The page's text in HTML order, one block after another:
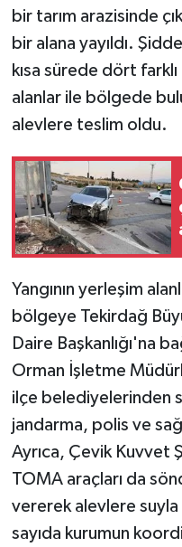
bir tarım arazisinde
bir alana yayıldı.
kısa sürede dört
alanlar ile bölgede
alevlere teslim oldu.
Yangının yerleşim
bölgeye Tekirdağ
Daire Başkanlığı'na
Orman İşletme
ilçe belediyelerinden
jandarma, polis ve
Ayrıca, Çevik Kuvvet
TOMA araçları da
vererek alevlere
sayıda kurumun